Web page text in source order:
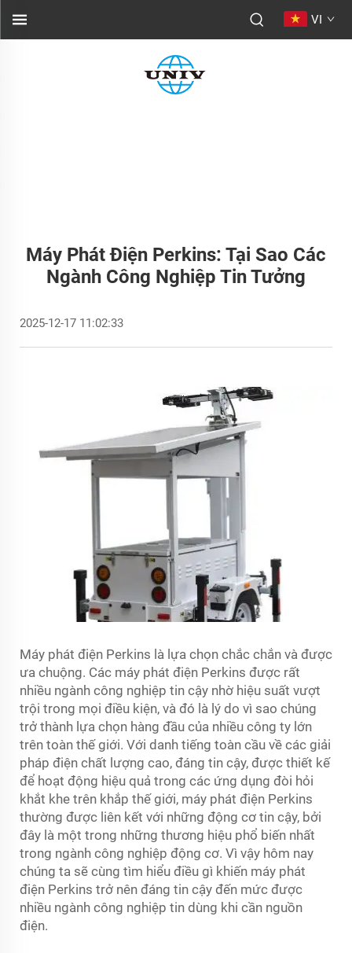
VI
Máy Phát Điện Perkins: Tại Sao Các
Ngành Công Nghiệp Tin Tưởng
2025-12-17 11:02:33
Máy phát điện Perkins là lựa chọn chắc chắn và được
ưa chuộng. Các máy phát điện Perkins được rất
nhiều ngành công nghiệp tin cậy nhờ hiệu suất vượt
trội trong mọi điều kiện, và đó là lý do vì sao chúng
trở thành lựa chọn hàng đầu của nhiều công ty lớn
trên toàn thế giới. Với danh tiếng toàn cầu về các giải
pháp điện chất lượng cao, đáng tin cậy, được thiết kế
để hoạt động hiệu quả trong các ứng dụng đòi hỏi
khắt khe trên khắp thế giới, máy phát điện Perkins
thường được liên kết với những động cơ tin cậy, bởi
đây là một trong những thương hiệu phổ biến nhất
trong ngành công nghiệp động cơ. Vì vậy hôm nay
chúng ta sẽ cùng tìm hiểu điều gì khiến máy phát
điện Perkins trở nên đáng tin cậy đến mức được
nhiều ngành công nghiệp tin dùng khi cần nguồn
điện.